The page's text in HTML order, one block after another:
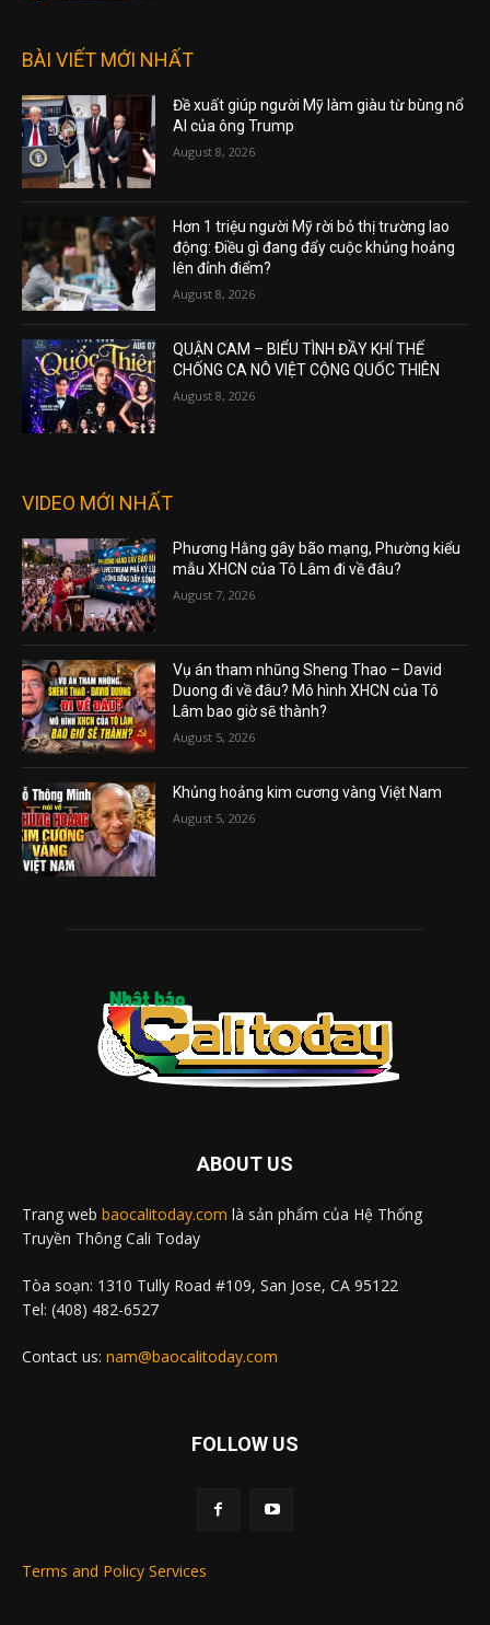
BÀI VIẾT MỚI NHẤT
Đề xuất giúp người Mỹ làm giàu từ bùng nổ
AI của ông Trump
August 8, 2026
Hơn 1 triệu người Mỹ rời bỏ thị trường lao
động: Điều gì đang đẩy cuộc khủng hoảng
lên đỉnh điểm?
August 8, 2026
QUẬN CAM – BIỂU TÌNH ĐẦY KHÍ THẾ
CHỐNG CA NÔ VIỆT CỘNG QUỐC THIÊN
August 8, 2026
VIDEO MỚI NHẤT
Phương Hằng gây bão mạng, Phường kiểu
mẫu XHCN của Tô Lâm đi về đâu?
August 7, 2026
Vụ án tham nhũng Sheng Thao – David
Duong đi về đâu? Mô hình XHCN của Tô
Lâm bao giờ sẽ thành?
August 5, 2026
Khủng hoảng kim cương vàng Việt Nam
August 5, 2026
ABOUT US
Trang web baocalitoday.com là sản phẩm của Hệ Thống
Truyền Thông Cali Today
Tòa soạn: 1310 Tully Road #109, San Jose, CA 95122
Tel: (408) 482-6527
Contact us: nam@baocalitoday.com
FOLLOW US
Terms and Policy Services